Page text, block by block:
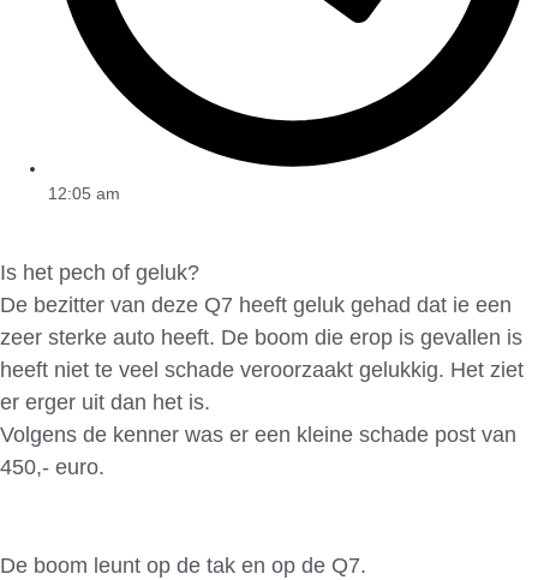
12:05 am
Is het pech of geluk?
De bezitter van deze Q7 heeft geluk gehad dat ie een
zeer sterke auto heeft. De boom die erop is gevallen is
heeft niet te veel schade veroorzaakt gelukkig. Het ziet
er erger uit dan het is.
Volgens de kenner was er een kleine schade post van
450,- euro.
De boom leunt op de tak en op de Q7.